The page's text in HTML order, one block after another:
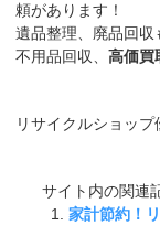
頼があります！
遺品整理、廃品回収
不用品回収、高価買
リサイクルショッ
サイト内の関連
家計節約！